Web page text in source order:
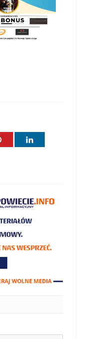
Pinterest LinkedIn